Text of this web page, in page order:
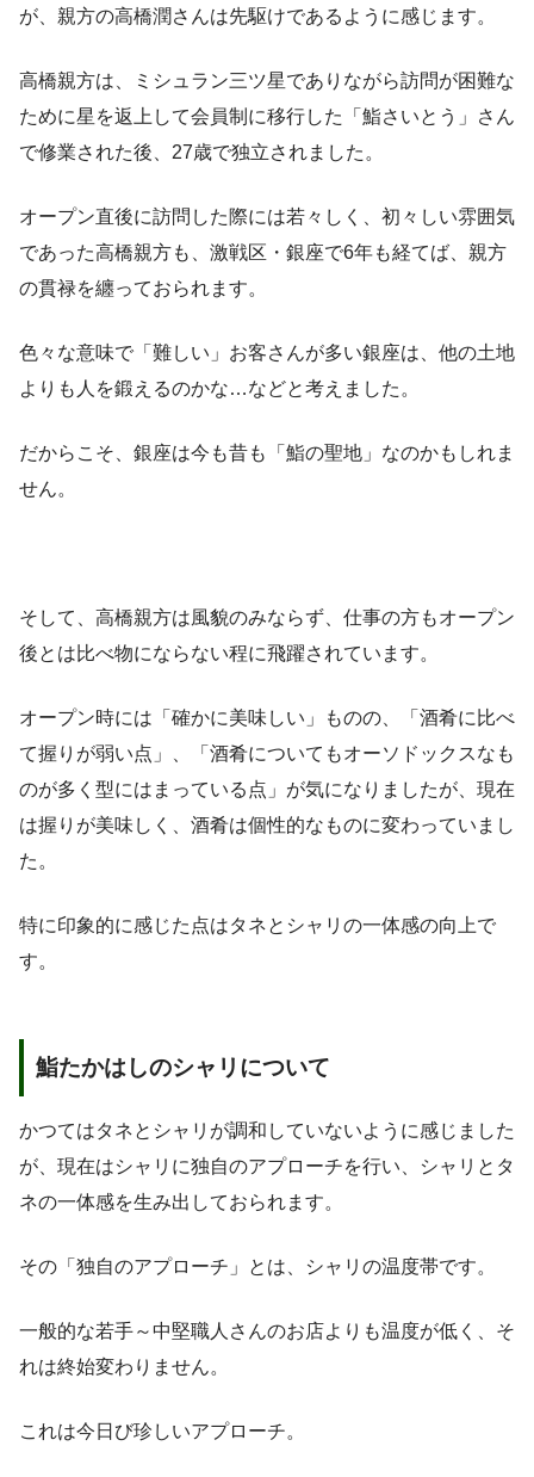
が、親方の高橋潤さんは先駆けであるように感じます。
高橋親方は、ミシュラン三ツ星でありながら訪問が困難な
ために星を返上して会員制に移行した「鮨さいとう」さん
で修業された後、27歳で独立されました。
オープン直後に訪問した際には若々しく、初々しい雰囲気
であった高橋親方も、激戦区・銀座で6年も経てば、親方
の貫禄を纏っておられます。
色々な意味で「難しい」お客さんが多い銀座は、他の土地
よりも人を鍛えるのかな…などと考えました。
だからこそ、銀座は今も昔も「鮨の聖地」なのかもしれま
せん。
そして、高橋親方は風貌のみならず、仕事の方もオープン
後とは比べ物にならない程に飛躍されています。
オープン時には「確かに美味しい」ものの、「酒肴に比べ
て握りが弱い点」、「酒肴についてもオーソドックスなも
のが多く型にはまっている点」が気になりましたが、現在
は握りが美味しく、酒肴は個性的なものに変わっていまし
た。
特に印象的に感じた点はタネとシャリの一体感の向上で
す。
鮨たかはしのシャリについて
かつてはタネとシャリが調和していないように感じました
が、現在はシャリに独自のアプローチを行い、シャリとタ
ネの一体感を生み出しておられます。
その「独自のアプローチ」とは、シャリの温度帯です。
一般的な若手～中堅職人さんのお店よりも温度が低く、そ
れは終始変わりません。
これは今日び珍しいアプローチ。